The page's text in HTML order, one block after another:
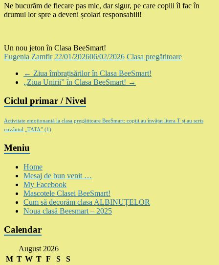
Ne bucurăm de fiecare pas mic, dar sigur, pe care copiii îl fac în
drumul lor spre a deveni școlari responsabili!
Un nou jeton în Clasa BeeSmart!
Eugenia Zamfir 22/01/202606/02/2026 Clasa pregătitoare
← Ziua îmbrațisărilor în Clasa BeeSmart!
„Ziua Unirii” în Clasa BeeSmart! →
Ciclul primar / Nivel
Activitate emoționantă la clasa pregătitoare BeeSmart: copiii au învățat litera T și au scris
cuvântul „TATA” (1)
Meniu
Home
Mesaj de bun venit …
My Facebook
Mascotele Clasei BeeSmart!
Cum să decorăm clasa ALBINUȚELOR
Noua clasă Beesmart – 2025
Calendar
August 2026
M T W T F S
S